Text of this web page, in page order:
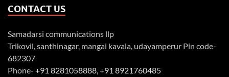
CONTACT US
Samadarsi communications llp
Trikovil, santhinagar, mangai kavala, udayamperur Pin code-
682307
Phone- +91 8281058888,+91 8921760485